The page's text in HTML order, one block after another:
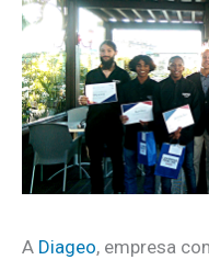
A Diageo, empresa